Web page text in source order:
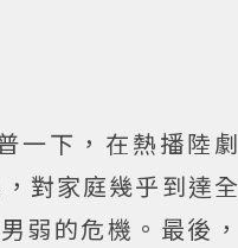
一下，在熱播陸劇
對家庭幾乎到達全
弱的危機。最後，